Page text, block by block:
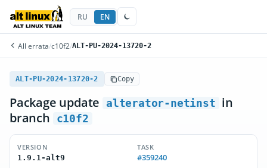
RU EN
All errata/c10f2/ALT-PU-2024-13720-2
ALT-PU-2024-13720-2 Copy
Package update alterator-netinst in
branch
c10f2
VERSION
1.9.1-alt9
TASK
#359240